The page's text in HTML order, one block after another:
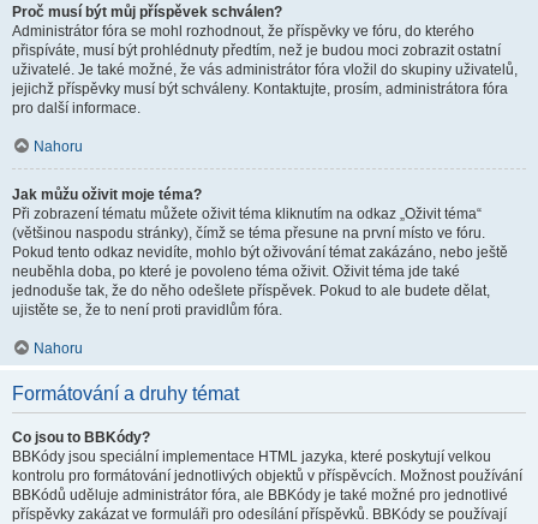
Proč musí být můj příspěvek schválen?
Administrátor fóra se mohl rozhodnout, že příspěvky ve fóru, do kterého
přispíváte, musí být prohlédnuty předtím, než je budou moci zobrazit ostatní
uživatelé. Je také možné, že vás administrátor fóra vložil do skupiny uživatelů,
jejichž příspěvky musí být schváleny. Kontaktujte, prosím, administrátora fóra
pro další informace.
Nahoru
Jak můžu oživit moje téma?
Při zobrazení tématu můžete oživit téma kliknutím na odkaz „Oživit téma“
(většinou naspodu stránky), čímž se téma přesune na první místo ve fóru.
Pokud tento odkaz nevidíte, mohlo být oživování témat zakázáno, nebo ještě
neuběhla doba, po které je povoleno téma oživit. Oživit téma jde také
jednoduše tak, že do něho odešlete příspěvek. Pokud to ale budete dělat,
ujistěte se, že to není proti pravidlům fóra.
Nahoru
Formátování a druhy témat
Co jsou to BBKódy?
BBKódy jsou speciální implementace HTML jazyka, které poskytují velkou
kontrolu pro formátování jednotlivých objektů v příspěvcích. Možnost používání
BBKódů uděluje administrátor fóra, ale BBKódy je také možné pro jednotlivé
příspěvky zakázat ve formuláři pro odesílání příspěvků. BBKódy se používají